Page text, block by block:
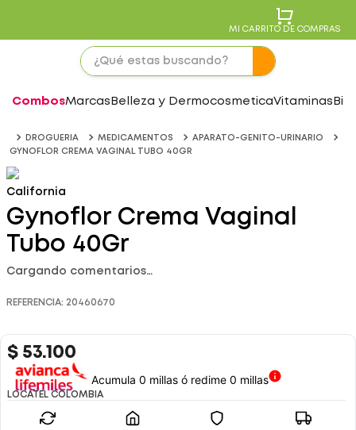
MI CARRITO DE COMPRAS
CombosMarcas Belleza y DermocosmeticaVitaminas
DROGUERIA MEDICAMENTOS
APARATO-GENITO-URINARIO
GYNOFLOR CREMA VAGINAL TUBO 40GR
California
Gynoflor Crema Vaginal
Tubo 40Gr
Cargando comentarios…
REFERENCIA: 20460670
$ 53.100
Acumula 0 millas ó redime 0 millas
LOCATEL COLOMBIA